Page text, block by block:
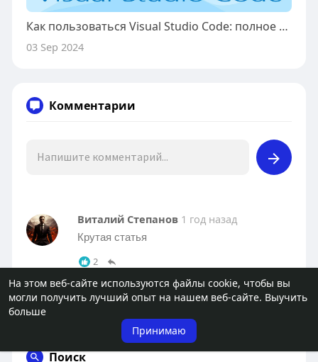
На этом веб-сайте используются файлы cookie, чтобы вы
могли получить лучший опыт на нашем веб-сайте. Выучить
больше
Принимаю
Как пользоваться Visual Studio Code: полное руководство
03 Sep 2024
Комментарии
Виталий Степанов 1 год назад
Крутая статья
2
Поиск